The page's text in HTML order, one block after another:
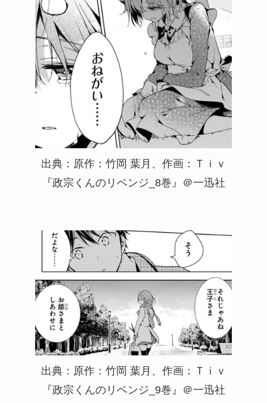
出典：原作：竹岡 葉月、作画：Ｔｉｖ
『政宗くんのリベンジ_8巻』＠一迅社
出典：原作：竹岡 葉月、作画：Ｔｉｖ
『政宗くんのリベンジ_9巻』＠一迅社